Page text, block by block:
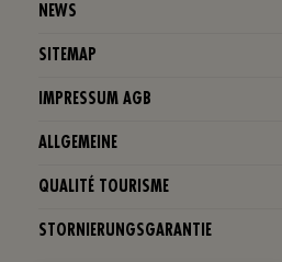
NEWS
SITEMAP
IMPRESSUM AGB
ALLGEMEINE
QUALITÉ TOURISME
STORNIERUNGSGARANTIE